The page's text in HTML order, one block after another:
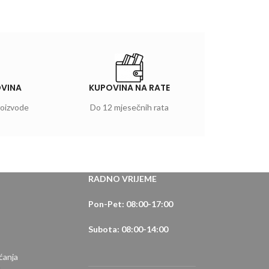
KUPOVINA NA RATE
Do 12 mjesečnih rata
RADNO VRIJEME
Pon-Pet: 08:00-17:00
Subota: 08:00-14:00